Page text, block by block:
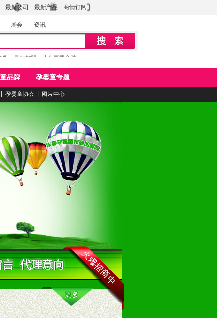
最新公司 最新产品 商情订阅
展会 资讯
乳 早教加盟 儿童夏季童装
品牌 孕婴童专题
┆ 孕婴童协会 ┆ 图片中心